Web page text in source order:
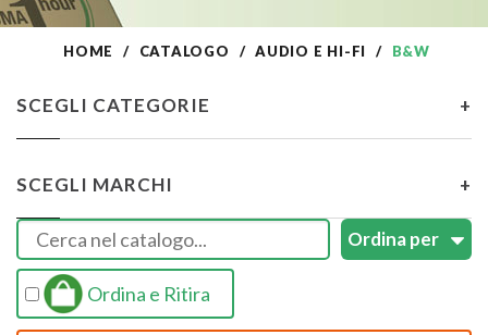
HOME CATALOGO AUDIO E HI-FI B&W
SCEGLI CATEGORIE +
SCEGLI MARCHI +
Ordina e Ritira